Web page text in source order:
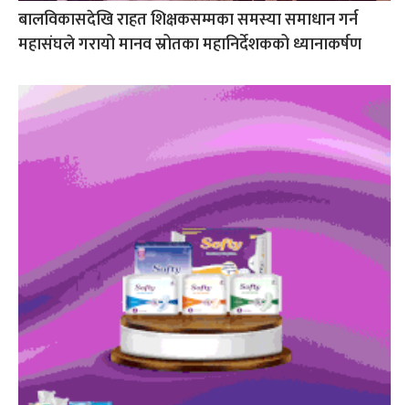
बालविकासदेखि राहत शिक्षकसम्मका समस्या समाधान गर्न
महासंघले गरायो मानव स्रोतका महानिर्देशकको ध्यानाकर्षण